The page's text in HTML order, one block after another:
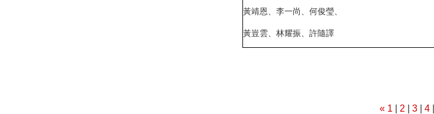
黃靖恩、李一尚、何俊瑩、
黃豈雲、林耀振、許隨譯
« 1 2 |3 |4